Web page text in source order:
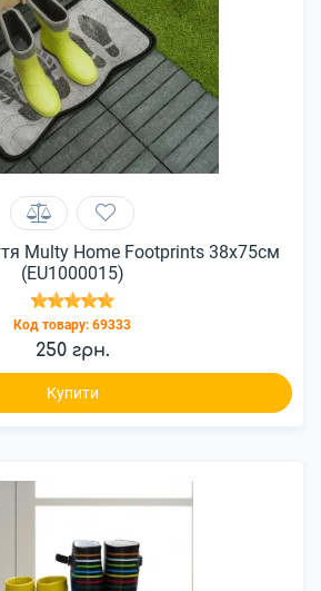
Multy Home Footprints 38x75см
(EU1000015)
Код товару: 69333
250 грн.
Купити